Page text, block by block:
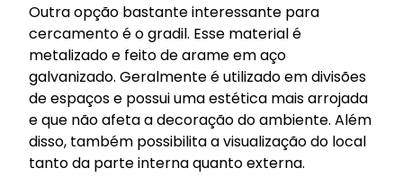
Outra opção bastante interessante para
cercamento é o gradil. Esse material é
metalizado e feito de arame em aço
galvanizado. Geralmente é utilizado em divisões
de espaços e possui uma estética mais arrojada
e que não afeta a decoração do ambiente. Além
disso, também possibilita a visualização do local
tanto da parte interna quanto externa.